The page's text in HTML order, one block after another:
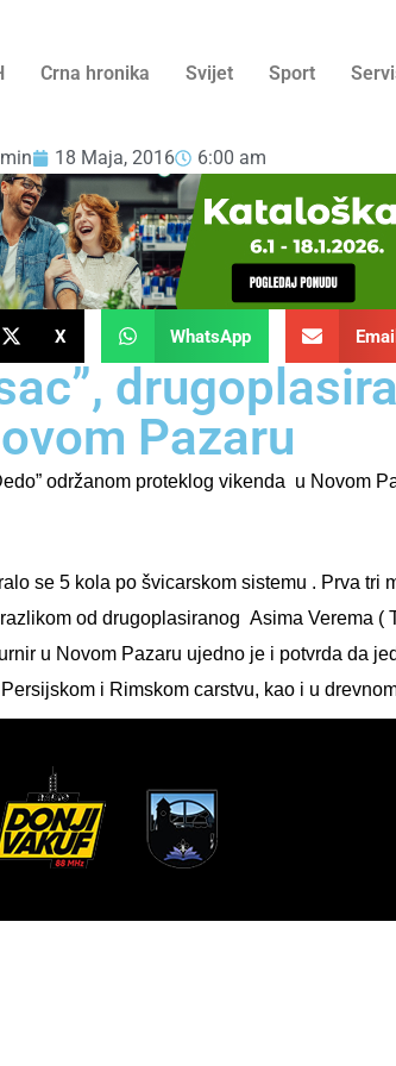
Crna hronika Svijet Sport
18 Maja, 2016 6:00 am
X WhatsApp Email
Pazaru
održanom proteklog vikenda u Novom
se 5 kola po švicarskom sistemu . Prva
od drugoplasiranog Asima Verema (
u Novom Pazaru ujedno je i potvrda da
i Rimskom carstvu, kao i u